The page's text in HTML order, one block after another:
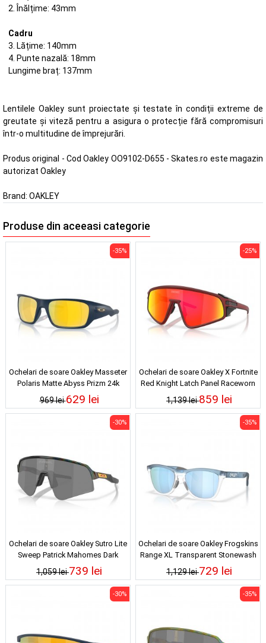
2. Înălțime: 43mm
Cadru
3. Lățime: 140mm
4. Punte nazală: 18mm
Lungime braț: 137mm
Lentilele Oakley sunt proiectate și testate în condiții extreme de
greutate și viteză pentru a asigura o protecție fără compromisuri
într-o multitudine de împrejurări.
Produs original - Cod Oakley OO9102-D655 - Skates.ro este magazin
autorizat Oakley
Brand: OAKLEY
Produse din aceeasi categorie
Ochelari de soare Oakley Masseter
Polaris Matte Abyss Prizm 24k
Polarized
969 lei
-35%
629 lei
Ochelari de soare Oakley X Fortnite
Red Knight Latch Panel Raceworn
Red Prizm Ruby
1,139 lei
-25%
859 lei
Ochelari de soare Oakley Sutro Lite
Sweep Patrick Mahomes Dark
Galaxy Prizm Black
1,059 lei
-30%
739 lei
Ochelari de soare Oakley Frogskins
Range XL Transparent Stonewash
Clear Prizm Deep Water Polarized
1,129 lei
-35%
729 lei
-30% -35%